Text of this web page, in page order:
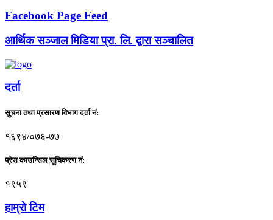
Facebook Page Feed
आर्थिक सञ्जाल मिडिया प्रा. लि. द्वारा सञ्चालित
दर्ता
सुचना तथा प्रसारण विभाग दर्ता नं:
१६९४/०७६-७७
प्रेस काउन्सिल सूचिकरण नं:
१९५९
हाम्राे टिम